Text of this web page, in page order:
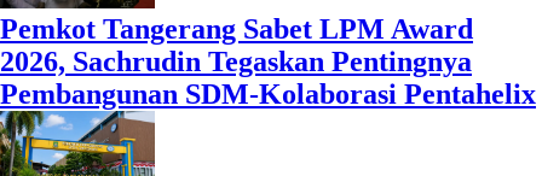
Pemkot Tangerang Sabet LPM Award
2026, Sachrudin Tegaskan Pentingnya
Pembangunan SDM-Kolaborasi Pentahelix